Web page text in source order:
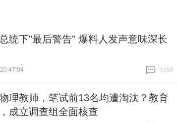
统下"最后警告" 爆料人发声意味深长
7252
理教师，笔试前13名均遭淘汰？教育
成立调查组全面核查